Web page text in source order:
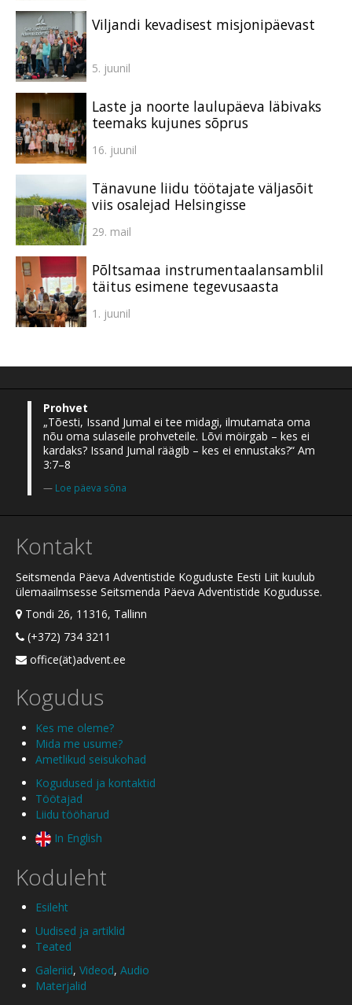
Viljandi kevadisest misjonipäevast
5. juunil
Laste ja noorte laulupäeva läbivaks
teemaks kujunes sõprus
16. juunil
Tänavune liidu töötajate väljasõit
viis osalejad Helsingisse
29. mail
Põltsamaa instrumentaalansamblil
täitus esimene tegevusaasta
1. juunil
Prohvet
„Tõesti, Issand Jumal ei tee midagi, ilmutamata oma
nõu oma sulaseile prohveteile. Lõvi möirgab – kes ei
kardaks? Issand Jumal räägib – kes ei ennustaks?“ Am
3:7–8
Loe päeva sõna
Kontakt
Seitsmenda Päeva Adventistide Koguduste Eesti Liit kuulub
ülemaailmsesse Seitsmenda Päeva Adventistide Kogudusse.
Tondi 26, 11316, Tallinn
(+372) 734 3211
office(ät)advent.ee
Kogudus
Kes me oleme?
Mida me usume?
Ametlikud seisukohad
Kogudused ja kontaktid
Töötajad
Liidu tööharud
In English
Koduleht
Esileht
Uudised ja artiklid
Teated
Galeriid, Videod, Audio
Materjalid